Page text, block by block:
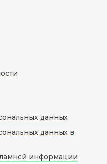
данных
данных в
информации